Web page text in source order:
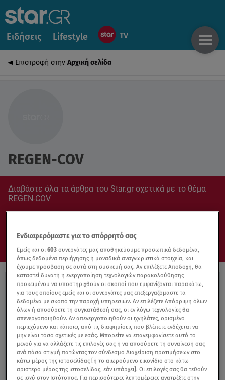
Ειδήσεις Lifestyle
Επιστροφή στην Αρχική σελίδα
REGEN-COV
Διαβάστε όλα τα άρθρα του Star.gr σχετικά με το θέμα
REGEN-COV
Ενδιαφερόμαστε για το απόρρητό σας
Εμείς και οι603 συνεργάτες μας αποθηκεύουμε προσωπικά δεδομένα,
όπως δεδομένα περιήγησης ή μοναδικά αναγνωριστικά στοιχεία, και
έχουμε πρόσβαση σε αυτά στη συσκευή σας. Αν επιλέξετε Αποδοχή, θα
καταστεί δυνατή η ενεργοποίηση τεχνολογιών παρακολούθησης
προκειμένου να υποστηριχθούν οι σκοποί που εμφανίζονται παρακάτω,
για τους οποίους εμείς και οι συνεργάτες μας επεξεργαζόμαστε τα
δεδομένα με σκοπό την παροχή υπηρεσιών. Αν επιλέξετε Απόρριψη όλων
όλων ή αποσύρετε τη συγκατάθεσή σας, οι εν λόγω τεχνολογίες θα
απενεργοποιηθούν. Αν απενεργοποιηθούν οι ιχνηλάτες, ορισμένο
περιεχόμενο και κάποιες από τις διαφημίσεις που βλέπετε ενδέχεται να
μην είναι τόσο σχετικές με εσάς. Μπορείτε να επανεμφανίσετε αυτό το
μενού για να αλλάξετε τις επιλογές σας ή να αποσύρετε τη συναίνεσή σας
ανά πάσα στιγμή πατώντας τον σύνδεσμο Διαχείριση προτιμήσεων στο
κάτω μέρος της ιστοσελίδας [ή το αιωρούμενο εικονίδιο στο κάτω
αριστερό μέρος της ιστοσελίδας, εάν υπάρχει]. Οι επιλογές σας θα τεθούν
σε ισχύ στον Ιστότοπος. Για περισσότερες λεπτομέρειες ανατρέξτε στην